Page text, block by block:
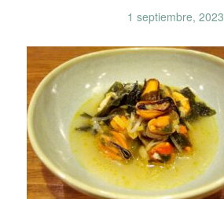
1 septiembre, 2023